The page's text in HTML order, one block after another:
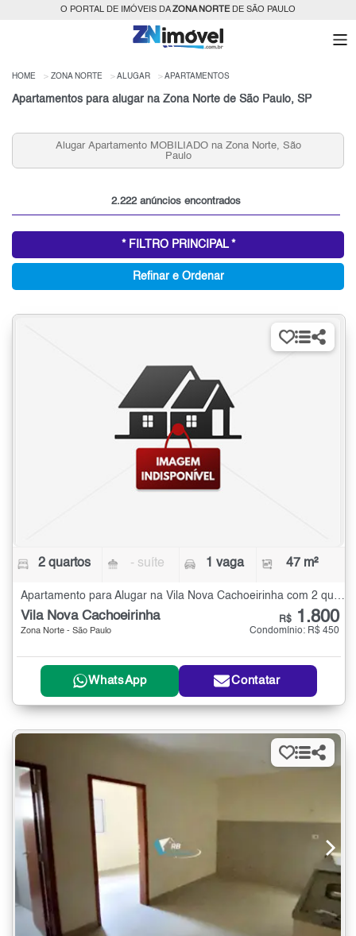
O PORTAL DE IMÓVEIS DAZONA NORTEDE SÃO PAULO
HOME ZONA NORTE ALUGAR APARTAMENTOS
Apartamentos para alugar na Zona Norte de São Paulo, SP
Alugar Apartamento MOBILIADO na Zona Norte, São
Paulo
2.222 anúncios encontrados
* FILTRO PRINCIPAL *
Refinar e Ordenar
2 quartos - suíte 1 vaga 47 m²
Apartamento para Alugar na Vila Nova Cachoeirinha com 2 quartos - 47 m²
Vila Nova Cachoeirinha
Zona Norte - São Paulo
R$ 1.800
Condomínio: R$ 450
WhatsApp Contatar